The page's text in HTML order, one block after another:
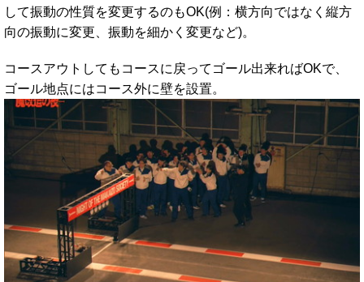
して振動の性質を変更するのもOK(例：横方向ではなく縦方
向の振動に変更、振動を細かく変更など)。
コースアウトしてもコースに戻ってゴール出来ればOKで、
ゴール地点にはコース外に壁を設置。